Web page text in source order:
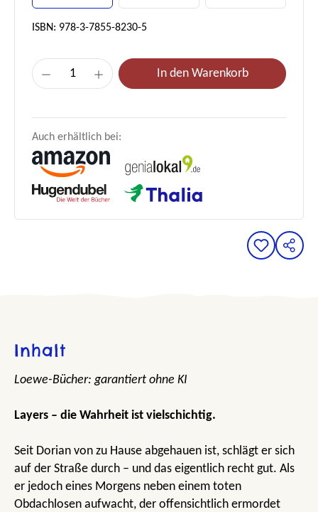
ISBN: 978-3-7855-8230-5
Produkt Anzahl: Gib den gewünschten
In den Warenkorb
Auch erhältlich bei:
Inhalt
Loewe-Bücher: garantiert ohne KI
Layers – die Wahrheit ist vielschichtig.
Seit Dorian von zu Hause abgehauen ist, schlägt er sich
auf der Straße durch – und das eigentlich recht gut. Als
er jedoch eines Morgens neben einem toten
Obdachlosen aufwacht, der offensichtlich ermordet